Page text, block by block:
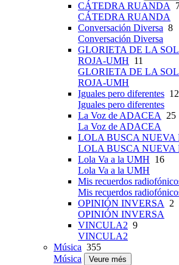
CÁTEDRA RUANDA
CÁTEDRA RUANDA
Conversación Diversa 8
Conversación Diversa
GLORIETA DE LA
ROJA-UMH 11
GLORIETA DE LA
ROJA-UMH
Iguales pero diferentes
Iguales pero diferentes
La Voz de ADACEA
25
La Voz de ADACEA
LOLA BUSCA NUEVA
LOLA BUSCA NUEVA
Lola Va a la UMH 16
Lola Va a la UMH
Mis recuerdos
Mis recuerdos
OPINIÓN INVERSA
2
OPINIÓN INVERSA
VINCULA2 9
VINCULA2
Música 355
Música
Veure més